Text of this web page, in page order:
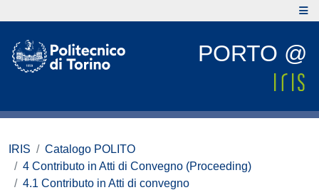
PORTO @
IRIS
Catalogo POLITO
4 Contributo in Atti di Convegno (Proceeding)
4.1 Contributo in Atti di convegno